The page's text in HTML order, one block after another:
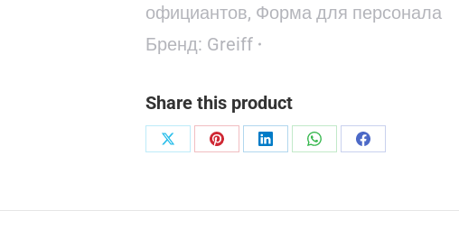
официантов, Форма для персонала
Бренд: Greiff
Share this product
ПоделитьсяПоделитьсяПоделитьсяПоделитьсяПоделиться